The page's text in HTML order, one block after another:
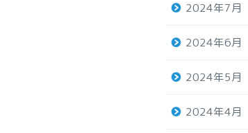
2024年7月
2024年6月
2024年5月
2024年4月